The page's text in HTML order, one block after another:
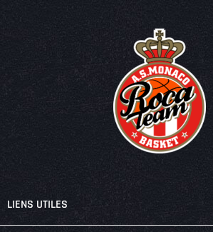
LIENS UTILES